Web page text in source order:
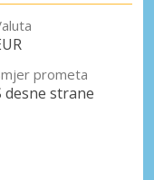
prometa
desne strane